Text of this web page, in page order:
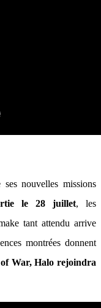
ses nouvelles missions
le 28 juillet, les
tant attendu arrive
montrées donnent
War, Halo rejoindra